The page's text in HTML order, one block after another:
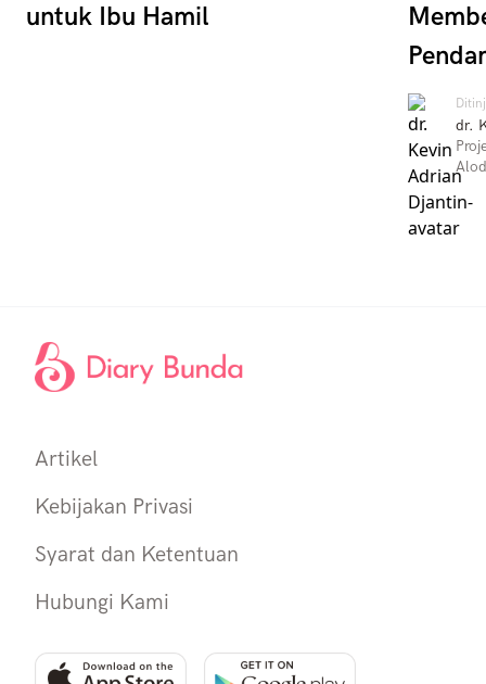
untuk Ibu Hamil
dr.
Artikel
Kebijakan Privasi
Syarat dan Ketentuan
Hubungi Kami